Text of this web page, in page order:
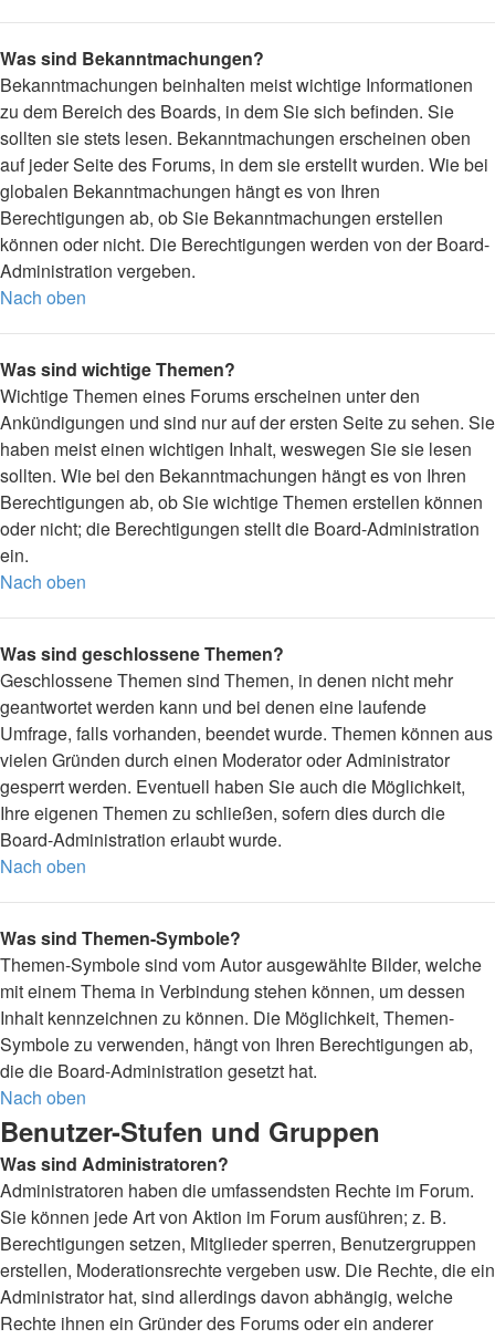
Was sind Bekanntmachungen?
Bekanntmachungen beinhalten meist wichtige Informationen
zu dem Bereich des Boards, in dem Sie sich befinden. Sie
sollten sie stets lesen. Bekanntmachungen erscheinen oben
auf jeder Seite des Forums, in dem sie erstellt wurden. Wie bei
globalen Bekanntmachungen hängt es von Ihren
Berechtigungen ab, ob Sie Bekanntmachungen erstellen
können oder nicht. Die Berechtigungen werden von der Board-
Administration vergeben.
Nach oben
Was sind wichtige Themen?
Wichtige Themen eines Forums erscheinen unter den
Ankündigungen und sind nur auf der ersten Seite zu sehen. Sie
haben meist einen wichtigen Inhalt, weswegen Sie sie lesen
sollten. Wie bei den Bekanntmachungen hängt es von Ihren
Berechtigungen ab, ob Sie wichtige Themen erstellen können
oder nicht; die Berechtigungen stellt die Board-Administration
ein.
Nach oben
Was sind geschlossene Themen?
Geschlossene Themen sind Themen, in denen nicht mehr
geantwortet werden kann und bei denen eine laufende
Umfrage, falls vorhanden, beendet wurde. Themen können aus
vielen Gründen durch einen Moderator oder Administrator
gesperrt werden. Eventuell haben Sie auch die Möglichkeit,
Ihre eigenen Themen zu schließen, sofern dies durch die
Board-Administration erlaubt wurde.
Nach oben
Was sind Themen-Symbole?
Themen-Symbole sind vom Autor ausgewählte Bilder, welche
mit einem Thema in Verbindung stehen können, um dessen
Inhalt kennzeichnen zu können. Die Möglichkeit, Themen-
Symbole zu verwenden, hängt von Ihren Berechtigungen ab,
die die Board-Administration gesetzt hat.
Nach oben
Benutzer-Stufen und Gruppen
Was sind Administratoren?
Administratoren haben die umfassendsten Rechte im Forum.
Sie können jede Art von Aktion im Forum ausführen; z. B.
Berechtigungen setzen, Mitglieder sperren, Benutzergruppen
erstellen, Moderationsrechte vergeben usw. Die Rechte, die ein
Administrator hat, sind allerdings davon abhängig, welche
Rechte ihnen ein Gründer des Forums oder ein anderer